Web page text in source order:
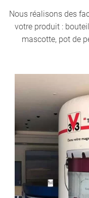
Nous réalisons des
votre produit :
mascotte, pot de